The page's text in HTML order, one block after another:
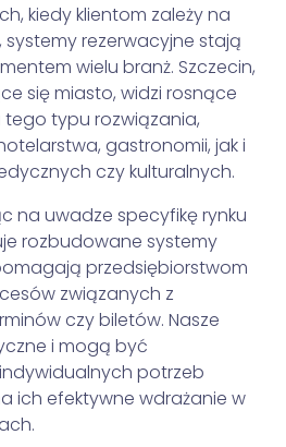
kiedy klientom zależy na
systemy rezerwacyjne stają
wielu branż. Szczecin,
się miasto, widzi rosnące
typu rozwiązania,
gastronomii, jak i
czy kulturalnych.
na uwadze specyfikę rynku
rozbudowane systemy
przedsiębiorstwom
związanych z
czy biletów. Nasze
i mogą być
potrzeb
ich efektywne wdrażanie w